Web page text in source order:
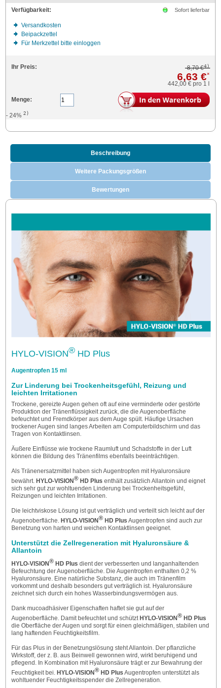
Verfügbarkeit:
Sofort lieferbar
Versandkosten
Beipackzettel
Für Merkzettel bitte einloggen
Ihr Preis: 8,70 €4)
6,63 €*
442,00 € pro 1 l
Menge:
- 24%2)
Beschreibung
Weitere Packungsgrößen
Bewertungen
HYLO-VISION®HD Plus
Augentropfen 15 ml
Zur Linderung bei Trockenheitsgefühl, Reizung und
leichten Irritationen
Trockene, gereizte Augen gehen oft auf eine verminderte oder gestörte
Produktion der Tränenflüssigkeit zurück, die die Augenoberfläche
befeuchtet und Fremdkörper aus dem Auge spült. Häufige Ursachen
trockener Augen sind langes Arbeiten am Computerbildschirm und das
Tragen von Kontaktlinsen.
Äußere Einflüsse wie trockene Raumluft und Schadstoffe in der Luft
können die Bildung des Tränenfilms ebenfalls beeinträchtigen.
Als Tränenersatzmittel haben sich Augentropfen mit Hyaluronsäure
bewährt. HYLO-VISION®HD Plus enthält zusätzlich Allantoin und eignet
sich sehr gut zur wohltuenden Linderung bei Trockenheitsgefühl,
Reizungen und leichten Irritationen.
Die leichtviskose Lösung ist gut verträglich und verteilt sich leicht auf der
Augenoberfläche. HYLO-VISION®HD Plus Augentropfen sind auch zur
Benetzung von harten und weichen Kontaktlinsen geeignet.
Unterstützt die Zellregeneration mit Hyaluronsäure &
Allantoin
HYLO-VISION®HD Plus dient der verbesserten und langanhaltenden
Befeuchtung der Augenoberfläche. Die Augentropfen enthalten 0,2 %
Hyaluronsäure. Eine natürliche Substanz, die auch im Tränenfilm
vorkommt und deshalb besonders gut verträglich ist. Hyaluronsäure
zeichnet sich durch ein hohes Wasserbindungsvermögen aus.
Dank mucoadhäsiver Eigenschaften haftet sie gut auf der
Augenoberfläche. Damit befeuchtet und schütztHYLO-VISION®HD Plus
die Oberfläche der Augen und sorgt für einen gleichmäßigen, stabilen und
lang haftenden Feuchtigkeitsfilm.
Für das Plus in der Benetzungslösung steht Allantoin. Der pflanzliche
Wirkstoff, der z. B. aus Beinwell gewonnen wird, wirkt beruhigend und
pflegend. In Kombination mit Hyaluronsäure trägt er zur Bewahrung der
Feuchtigkeit bei. HYLO-VISION®HD Plus Augentropfen unterstützt als
wohltuender Feuchtigkeitsspender die Zellregeneration.